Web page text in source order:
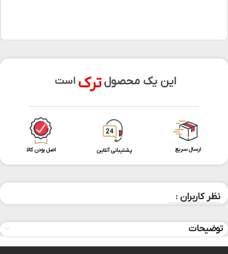
این یک محصول ترک است
ارسال سریع پشتیبانی آنلاین اصل بودن کالا
نظر کاربران :
توضیحات